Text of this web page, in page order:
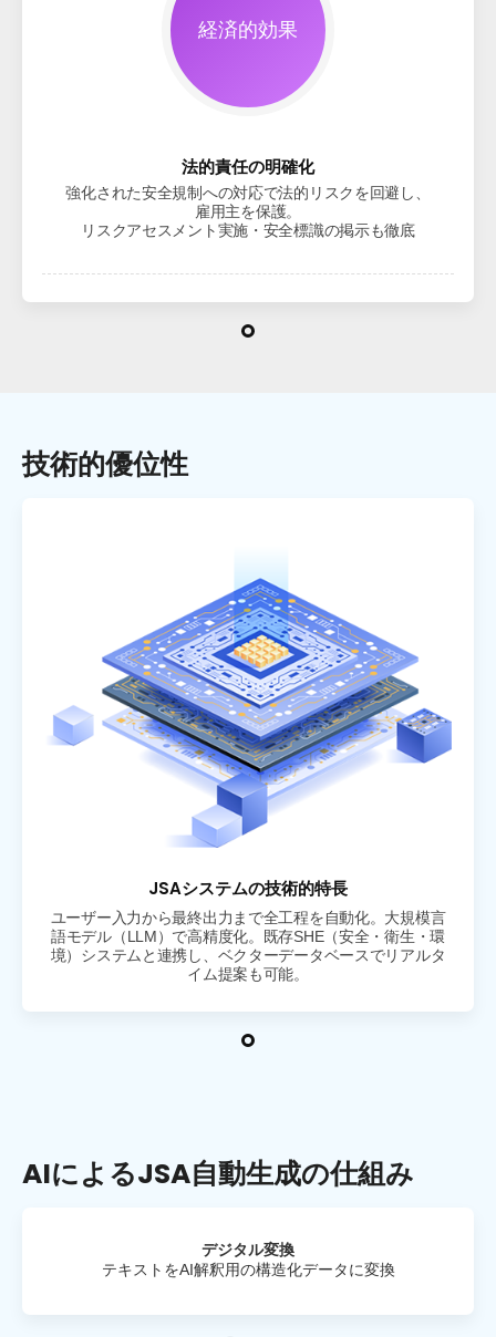
経済的効果
法的責任の明確化
強化された安全規制への対応で法的リスクを回避し、
雇用主を保護。
リスクアセスメント実施・安全標識の掲示も徹底
技術的優位性
JSAシステムの技術的特長
ユーザー入力から最終出力まで全工程を自動化。大規模言
語モデル（LLM）で高精度化。既存SHE（安全・衛生・環
境）システムと連携し、ベクターデータベースでリアルタ
イム提案も可能。
AIによるJSA自動生成の仕組み
ユーザー入力
リスク分析のための作業内容入力
デジタル変換
テキストをAI解釈用の構造化データに変換
ベクターデータベース検索
類似事例を検索し、最適なケースを抽出
ケース生成
入力内容と既存事例をもとに最適なケースを提案
回答生成
事故タイプ・リスク要因・対策・重大度を自動生成・提案